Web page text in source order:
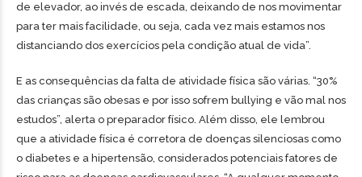
de elevador, ao invés de escada, deixando de nos movimentar
para ter mais facilidade, ou seja, cada vez mais estamos nos
distanciando dos exercícios pela condição atual de vida”.
E as consequências da falta de atividade física são várias. “30%
das crianças são obesas e por isso sofrem bullying e vão mal nos
estudos”, alerta o preparador físico. Além disso, ele lembrou
que a atividade física é corretora de doenças silenciosas como
o diabetes e a hipertensão, considerados potenciais fatores de